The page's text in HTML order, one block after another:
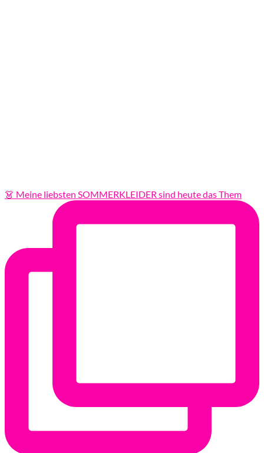
👗 Meine liebsten SOMMERKLEIDER sind heute das Them